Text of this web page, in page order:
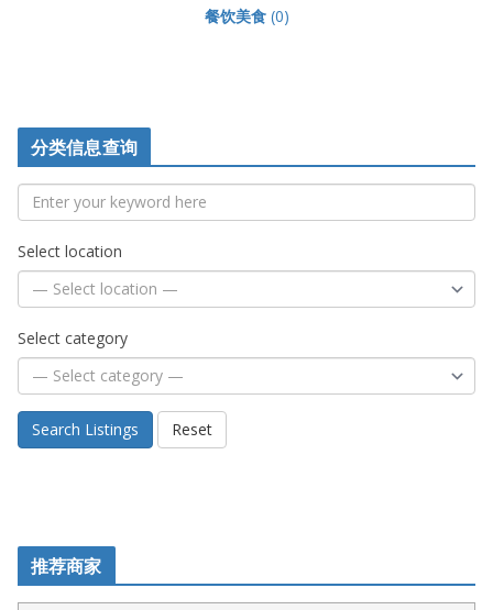
餐饮美食(0)
分类信息查询
Select location
Select category
Search Listings Reset
推荐商家